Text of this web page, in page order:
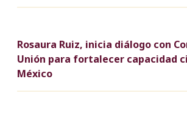
Rosaura Ruiz, inicia diálogo con
Unión para fortalecer capacidad
México